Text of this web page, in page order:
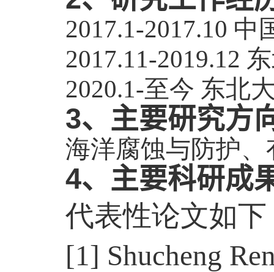
2017.1-2017.10 中
2017.11-2019.12
2020.1-至今 东北
3、主要研究方
海洋腐蚀与防护
4、主要科研成
代表性论文如下
[1] Shucheng